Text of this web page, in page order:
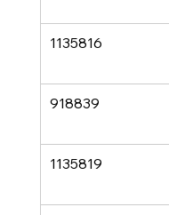
1135816
918839
1135819